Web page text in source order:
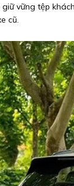
giữ vững tệp
cũ.